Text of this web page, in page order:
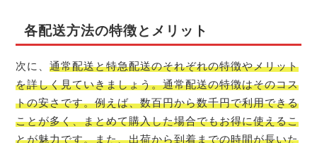
各配送方法の特徴とメリット
次に、通常配送と特急配送のそれぞれの特徴やメリット
を詳しく見ていきましょう。通常配送の特徴はそのコス
トの安さです。例えば、数百円から数千円で利用できる
ことが多く、まとめて購入した場合でもお得に使えるこ
とが魅力です。また、出荷から到着までの時間が長いた